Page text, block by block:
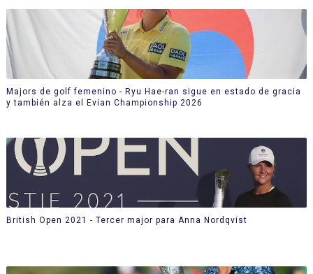
Majors de golf femenino - Ryu Hae-ran sigue en estado de gracia
y también alza el Evian Championship 2026
British Open 2021 - Tercer major para Anna Nordqvist